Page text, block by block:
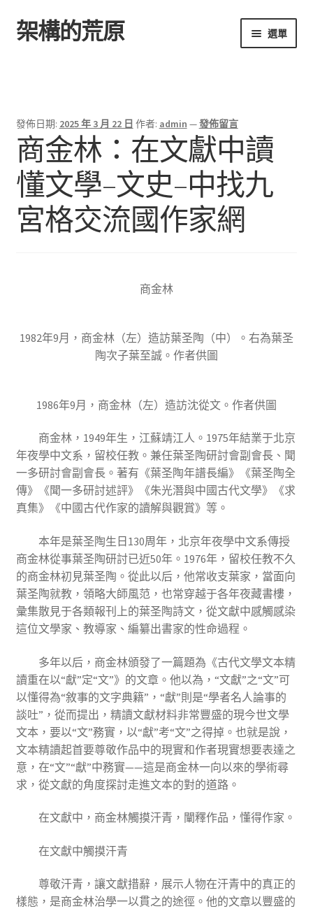
跳
至
跳
至
架構的荒原 選單
發佈日期: 2025 年 3 月 22 日 作者: admin —發佈留言
商金林：在文獻中讀
懂文學–文史–中找九
宮格交流國作家網
商金林
1982年9月，商金林（左）造訪葉圣陶（中）。右為葉圣
陶次子葉至誠。作者供圖
1986年9月，商金林（左）造訪沈從文。作者供圖
商金林，1949年生，江蘇靖江人。1975年結業于北京
年夜學中文系，留校任教。兼任葉圣陶研討會副會長、聞
一多研討會副會長。著有《葉圣陶年譜長編》《葉圣陶全
傳》《聞一多研討述評》《朱光潛與中國古代文學》《求
真集》《中國古代作家的讀解與觀賞》等。
本年是葉圣陶生日130周年，北京年夜學中文系傳授
商金林從事葉圣陶研討已近50年。1976年，留校任教不久
的商金林初見葉圣陶。從此以后，他常收支葉家，當面向
葉圣陶就教，領略大師風范，也常穿越于各年夜藏書樓，
彙集散見于各類報刊上的葉圣陶詩文，從文獻中感觸感染
這位文學家、教導家、編纂出書家的性命過程。
多年以后，商金林頒發了一篇題為《古代文學文本精
讀重在以“獻”定“文”》的文章。他以為，“文獻”之“文”可
以懂得為“敘事的文字典籍”，“獻”則是“學者名人論事的
談吐”，從而提出，精讀文獻材料非常豐盛的現今世文學
文本，要以“文”務實，以“獻”考“文”之得掉。也就是說，
文本精讀起首要尊敬作品中的現實和作者現實想要表達之
意，在“文”“獻”中務實——這是商金林一向以來的學術尋
求，從文獻的角度探討走進文本的對的道路。
在文獻中，商金林觸摸汗青，闡釋作品，懂得作家。
在文獻中觸摸汗青
尊敬汗青，讓文獻措辭，展示人物在汗青中的真正的
樣態，是商金林治學一以貫之的途徑。他的文章以豐盛的